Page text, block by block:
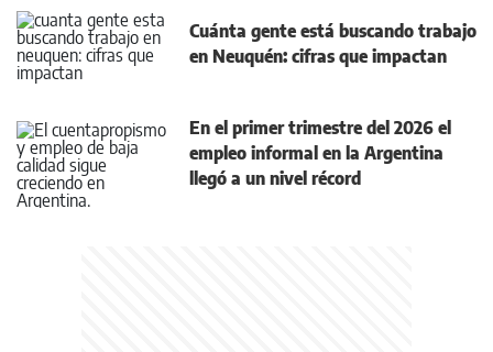
Cuánta gente está buscando trabajo
en Neuquén: cifras que impactan
En el primer trimestre del 2026 el
empleo informal en la Argentina
llegó a un nivel récord